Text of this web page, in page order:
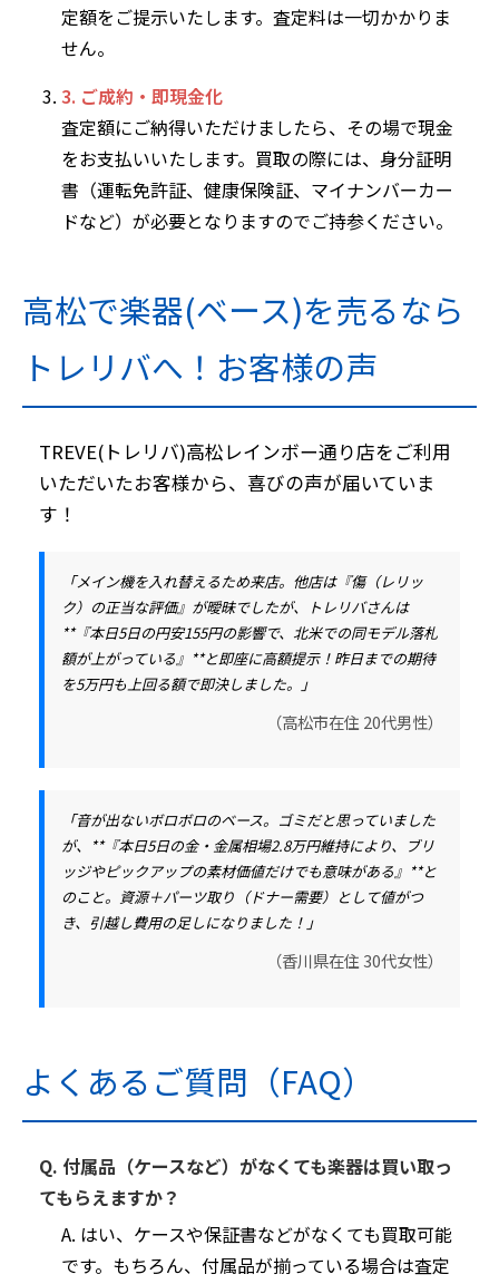
定額をご提示いたします。査定料は一切かかりま
せん。
3. ご成約・即現金化
査定額にご納得いただけましたら、その場で現金
をお支払いいたします。買取の際には、身分証明
書（運転免許証、健康保険証、マイナンバーカー
ドなど）が必要となりますのでご持参ください。
高松で楽器(ベース)を売るなら
トレリバへ！お客様の声
TREVE(トレリバ)高松レインボー通り店をご利用
いただいたお客様から、喜びの声が届いていま
す！
「メイン機を入れ替えるため来店。他店は『傷（レリッ
ク）の正当な評価』が曖昧でしたが、トレリバさんは
**『本日5日の円安155円の影響で、北米での同モデル落札
額が上がっている』**と即座に高額提示！昨日までの期待
を5万円も上回る額で即決しました。」
（高松市在住 20代男性）
「音が出ないボロボロのベース。ゴミだと思っていました
が、**『本日5日の金・金属相場2.8万円維持により、ブリ
ッジやピックアップの素材価値だけでも意味がある』**と
のこと。資源＋パーツ取り（ドナー需要）として値がつ
き、引越し費用の足しになりました！」
（香川県在住 30代女性）
よくあるご質問（FAQ）
Q. 付属品（ケースなど）がなくても楽器は買い取っ
てもらえますか？
A. はい、ケースや保証書などがなくても買取可能
です。もちろん、付属品が揃っている場合は査定